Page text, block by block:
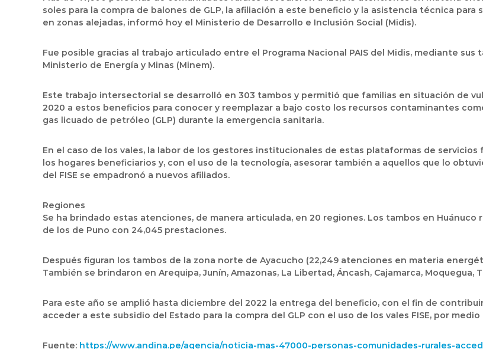
soles para la compra de balones de GLP, la afiliación a este beneficio y la asistencia técnica
en zonas alejadas, informó hoy el Ministerio de Desarrollo e Inclusión Social (Midis).
Fue posible gracias al trabajo articulado entre el Programa Nacional PAIS del Midis, mediante sus
Ministerio de Energía y Minas (Minem).
Este trabajo intersectorial se desarrolló en 303 tambos y permitió que familias en situación de
2020 a estos beneficios para conocer y reemplazar a bajo costo los recursos contaminantes
gas licuado de petróleo (GLP) durante la emergencia sanitaria.
En el caso de los vales, la labor de los gestores institucionales de estas plataformas de
los hogares beneficiarios y, con el uso de la tecnología, asesorar también a aquellos que lo
del FISE se empadronó a nuevos afiliados.
Regiones
Se ha brindado estas atenciones, de manera articulada, en 20 regiones. Los tambos en
de los de Puno con 24,045 prestaciones.
Después figuran los tambos de la zona norte de Ayacucho (22,249 atenciones en materia
También se brindaron en Arequipa, Junín, Amazonas, La Libertad, Áncash, Cajamarca, Moquegua,
Para este año se amplió hasta diciembre del 2022 la entrega del beneficio, con el fin de
acceder a este subsidio del Estado para la compra del GLP con el uso de los vales FISE, por
Fuente: https://www.andina.pe/agencia/noticia-mas-47000-personas-comunidades-rurales-